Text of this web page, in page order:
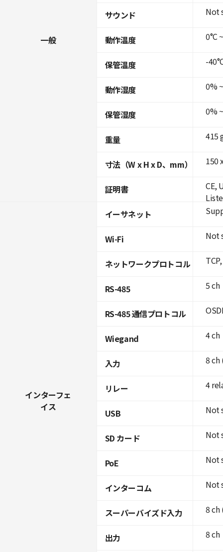
一般
サウンド
動作温度
保管温度
動作湿度
保管湿度
重量
寸法（W x H x D、mm）
証明書
インターフェ
イス
イーサネット
Wi-Fi
ネットワークプロトコル
RS-485
RS-485 通信プロトコル
Wiegand
入力
リレー
USB
SD カード
PoE
インターコム
スーパーバイズド入力
出力
Not
0°C
-
0%
0%
415
150
CE,
Not
5 ch
4 ch
8 ch
4
Not
Not
Not
Not
8 ch
8 ch